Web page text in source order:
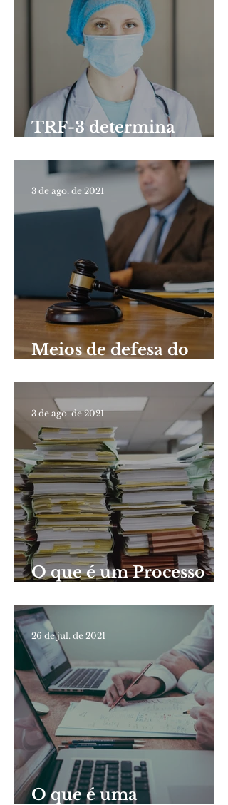
TRF-3 determina
carência de Fies de
médica recém-formada
Meios de defesa do
sindicâncias e PADs
3 de ago. de 2021
O que é um Processo
Disciplinar (PAD)?
3 de ago. de 2021
O que é uma
26 de jul. de 2021